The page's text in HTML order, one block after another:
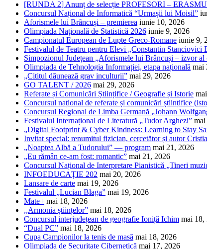
[RUNDA 2] Anunț de selecție PROFESORI –
Concursul Național de Informatică “Urmașii lui Moisil”
Aforismele lui Brâncuși – premierea iunie 10, 2026
Olimpiada Națională de Statistică 2026 iunie 9, 2026
Campionatul European de Lupte Greco-Romane iunie 9,
Festivalul de Teatru pentru Elevi „Constantin Stanciovici
Simpozionul Județean „Aforismele lui Brâncuși – izvor al
Olimpiada de Tehnologia Informației, etapa națională mai
„Cititul dăunează grav inculturii” mai 29, 2026
GO TALENT / 2026 mai 29, 2026
Referate și Comunicări Științifice / Geografie și Istorie
Concursul național de referate și comunicări științifice
Concursul Regional de Limba Germană „Johann
Festivalul Internațional de Literatură „Tudor Arghezi”
„Digital Footprint & Cyber Kindness: Learning to Stay
Invitat special: renumitul fizician, cercetător și autor
„Noaptea Albă a Tudorului” — program mai 21, 2026
„Eu rămân ce-am fost: romantic” mai 21, 2026
Concursul Național de Interpretare Pianistică „Tineri
INFOEDUCAȚIE 202 mai 20, 2026
Lansare de carte mai 19, 2026
Festivalul „Lucian Blaga” mai 19, 2026
Mate+ mai 18, 2026
,,Armonia științelor” mai 18, 2026
Concursul interjudețean de geografie Ioniță Ichim mai 18,
“Dual PC” mai 18, 2026
Cupa Campionilor la tenis de masă mai 18, 2026
Olimpiada de Securitate Cibernetică mai 17, 2026